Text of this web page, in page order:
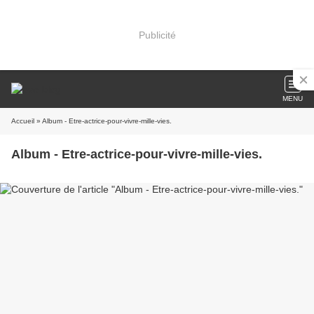
Publicité
MENU
Accueil » Album - Etre-actrice-pour-vivre-mille-vies.
Album - Etre-actrice-pour-vivre-mille-vies.